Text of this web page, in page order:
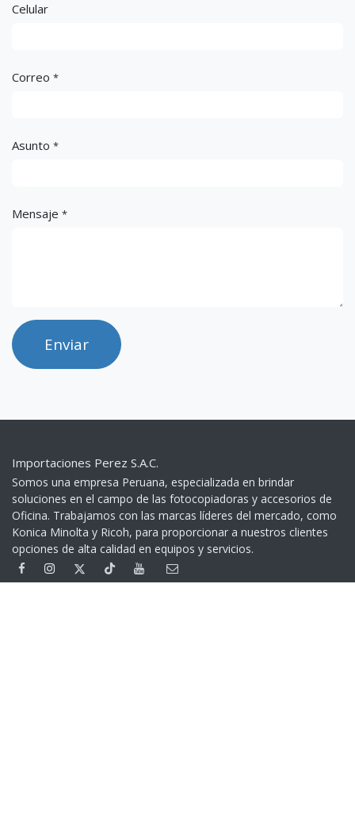
Celular
Correo *
Asunto *
Mensaje *
Enviar
Importaciones Perez S.A.C.
Somos una empresa Peruana, especializada en brindar
soluciones en el campo de las fotocopiadoras y accesorios de
Oficina. Trabajamos con las marcas líderes del mercado, como
Konica Minolta y Ricoh, para proporcionar a nuestros clientes
opciones de alta calidad en equipos y servicios.​